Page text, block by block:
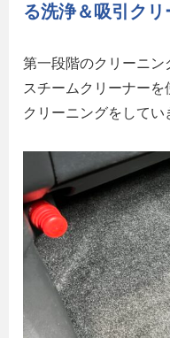
る洗浄＆吸引ク
第一段階のクリーニン
スチームクリーナーを
クリーニングをしてい